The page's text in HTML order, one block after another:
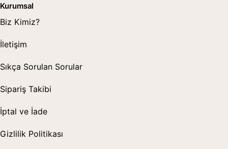
Kurumsal
Biz Kimiz?
İletişim
Sıkça Sorulan Sorular
Sipariş Takibi
İptal ve İade
Gizlilik Politikası